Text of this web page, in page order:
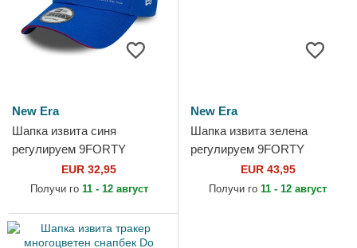
New Era
Шапка извита синя
регулируем 9FORTY
Flawless на Racing Bulls F1
Team Formula 1 от New Era
EUR 32,95
Получи го 11 - 12 август
New Era
Шапка извита зелена
регулируем 9FORTY
REPREVE Wordmark на
Red Bull Racing Formula 1 от
EUR 43,95
Получи го 11 - 12 август